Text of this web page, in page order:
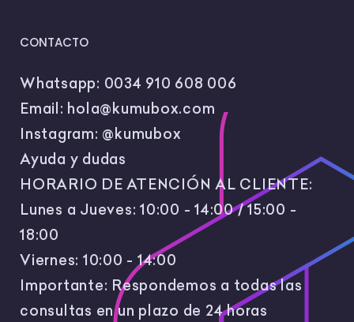
CONTACTO
Whatsapp: 0034 910 608 006
Email: hola@kumubox.com
Instagram: @kumubox
Ayuda y dudas
HORARIO DE ATENCIÓN AL CLIENTE:
Lunes a Jueves: 10:00 - 14:00 / 15:00 -
18:00
Viernes: 10:00 - 14:00
Importante: Respondemos a todas las
consultas en un plazo de 24 horas